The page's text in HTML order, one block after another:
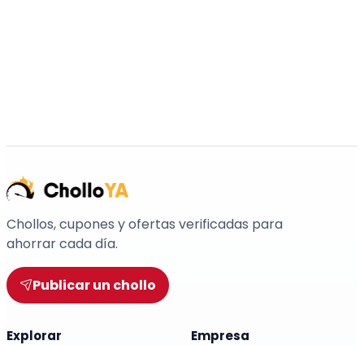
Chollos, cupones y ofertas verificadas para
ahorrar cada día.
Publicar un chollo
Explorar Empresa